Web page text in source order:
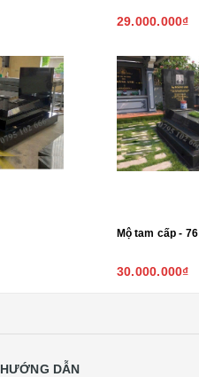
29.000.000₫
Mộ tam cấp - 76
30.000.000₫
HƯỚNG DẪN